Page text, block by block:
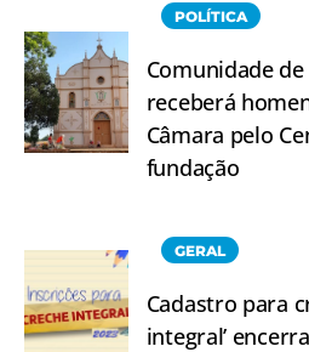
POLÍTICA
Comunidade
receberá
Câmara pelo
fundação
GERAL
Cadastro para
integral’